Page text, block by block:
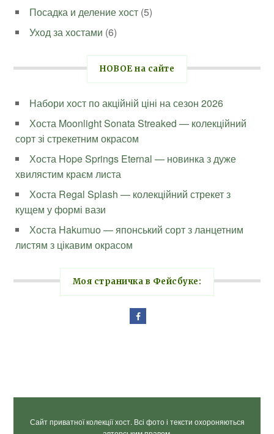
Посадка и деление хост (5)
Уход за хостами (6)
НОВОЕ на сайте
Набори хост по акційній ціні на сезон 2026
Хоста Moonlight Sonata Streaked — колекційний
сорт зі стрекетним окрасом
Хоста Hope Springs Eternal — новинка з дуже
хвилястим краєм листа
Хоста Regal Splash — колекційний стрекет з
кущем у формі вази
Хоста Hakumuo — японський сорт з ланцетним
листям з цікавим окрасом
Моя страничка в Фейсбуке:
Сайт приватної колекції хост. Всі фото і тексти охороняються